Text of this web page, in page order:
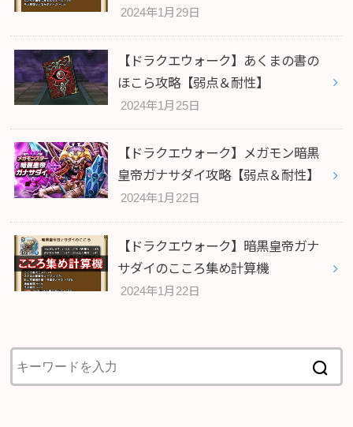
2024年1月29日
【ドラクエウォーク】あくまの書の
ほこら攻略【弱点＆耐性】
2024年1月25日
【ドラクエウォーク】メガモン暗黒
皇帝ガナサダイ攻略【弱点＆耐性】
2024年1月22日
【ドラクエウォーク】暗黒皇帝ガナ
サダイのこころ集め計算機
2024年1月22日